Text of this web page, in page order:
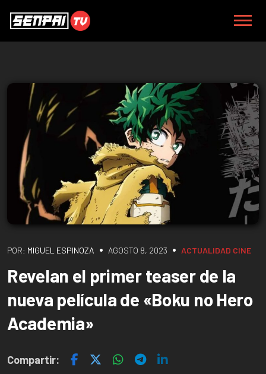
POR: MIGUEL ESPINOZA • AGOSTO 8, 2023 • ACTUALIDAD CINE
Revelan el primer teaser de la
nueva película de «Boku no Hero
Academia»
Compartir: